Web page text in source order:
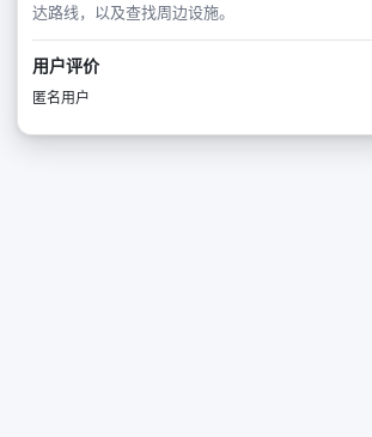
达路线，以及查找周边设施。
用户评价
匿名用户